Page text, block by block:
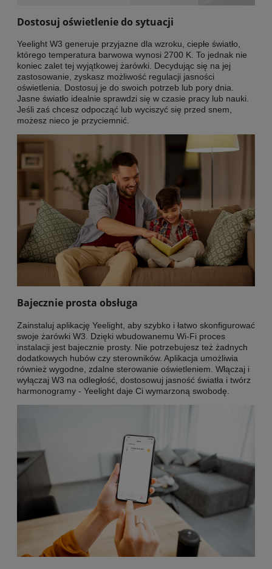
Dostosuj oświetlenie do sytuacji
Yeelight W3 generuje przyjazne dla wzroku, ciepłe światło,
którego temperatura barwowa wynosi 2700 K. To jednak nie
koniec zalet tej wyjątkowej żarówki. Decydując się na jej
zastosowanie, zyskasz możliwość regulacji jasności
oświetlenia. Dostosuj je do swoich potrzeb lub pory dnia.
Jasne światło idealnie sprawdzi się w czasie pracy lub nauki.
Jeśli zaś chcesz odpocząć lub wyciszyć się przed snem,
możesz nieco je przyciemnić.
Bajecznie prosta obsługa
Zainstaluj aplikację Yeelight, aby szybko i łatwo skonfigurować
swoje żarówki W3. Dzięki wbudowanemu Wi-Fi proces
instalacji jest bajecznie prosty. Nie potrzebujesz też żadnych
dodatkowych hubów czy sterowników. Aplikacja umożliwia
również wygodne, zdalne sterowanie oświetleniem. Włączaj i
wyłączaj W3 na odległość, dostosowuj jasność światła i twórz
harmonogramy - Yeelight daje Ci wymarzoną swobodę.